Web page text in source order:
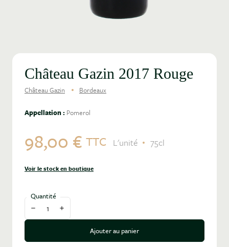
Château Gazin 2017 Rouge
Château Gazin Bordeaux
Appellation : Pomerol
98,00 € TTC L'unité 75cl
Voir le stock en boutique
Quantité
Diminuer la quantité
Augmenter la quantité
Ajouter au panier